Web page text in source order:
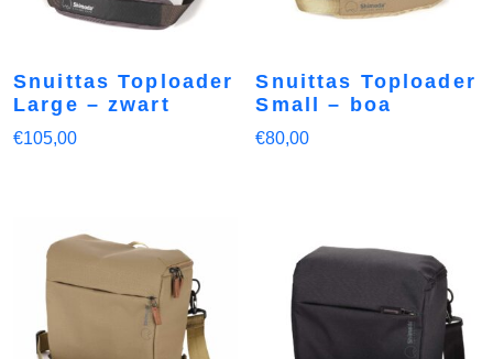
Snuittas Toploader
Large – zwart
€105,00
Snuittas Toploader
Small – boa
€80,00